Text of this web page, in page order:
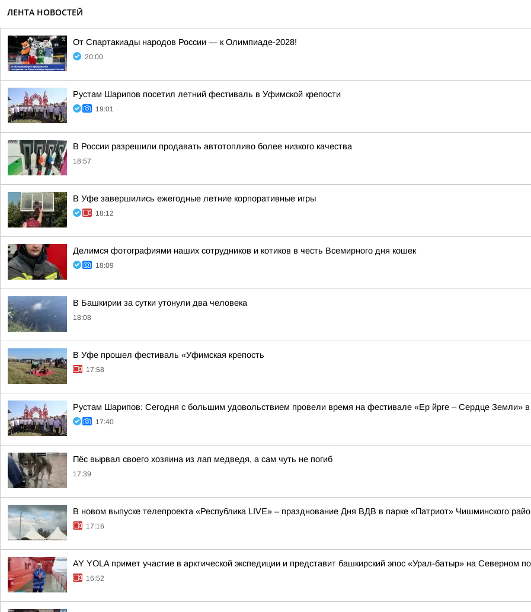
ЛЕНТА НОВОСТЕЙ
От Спартакиады народов России — к Олимпиаде-2028!
20:00
Рустам Шарипов посетил летний фестиваль в Уфимской крепости
19:01
В России разрешили продавать автотопливо более низкого качества
18:57
В Уфе завершились ежегодные летние корпоративные игры
18:12
Делимся фотографиями наших сотрудников и котиков в честь Всемирного дня кошек
18:09
В Башкирии за сутки утонули два человека
18:08
В Уфе прошел фестиваль «Уфимская крепость
17:58
Рустам Шарипов: Сегодня с большим удовольствием провели время на фестивале «Ер йрге – Сердце Земли» в
17:40
Пёс вырвал своего хозяина из лап медведя, а сам чуть не погиб
17:39
В новом выпуске телепроекта «Республика LIVE» – празднование Дня ВДВ в парке «Патриот» Чишминского
17:16
AY YOLA примет участие в арктической экспедиции и представит башкирский эпос «Урал-батыр» на Северном
16:52